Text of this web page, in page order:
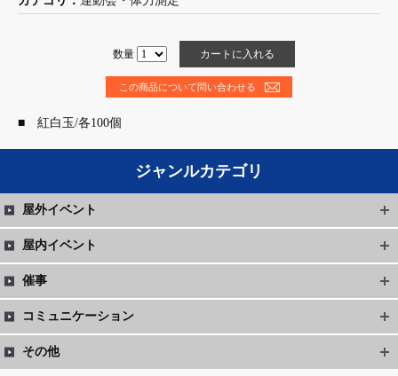
数量
この商品について問い合わせる
■ 紅白玉/各100個
ジャンルカテゴリ
屋外イベント
屋内イベント
催事
コミュニケーション
その他